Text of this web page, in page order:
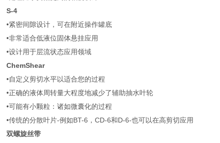
S-4
•紧密间隙设计，可在附近操作罐底
•非常适合低液位固体悬挂应用
•设计用于层流状态应用领域
ChemShear
•自定义剪切水平以适合您的过程
•正确的液体周转量大程度地减少了辅助抽水叶轮
•可能有小颗粒：诸如微囊化的过程
•传统的分散叶片-例如BT-6，CD-6和D-6-也可以在高剪切应用
双螺旋丝带